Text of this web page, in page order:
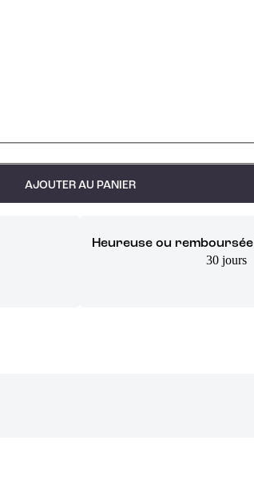
AJOUTER AU PANIER
Heureuse ou remboursée
30 jours